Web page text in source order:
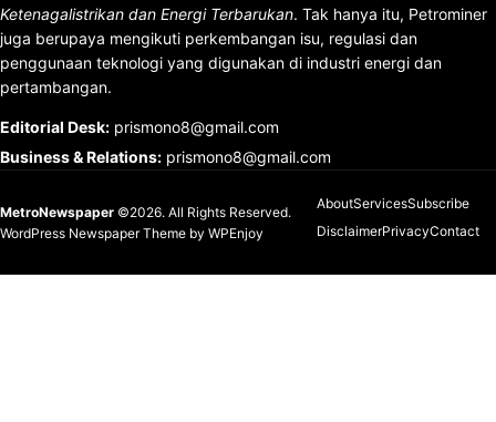
Ketenagalistrikan dan Energi Terbarukan. Tak hanya itu, Petrominer
juga berupaya mengikuti perkembangan isu, regulasi dan
penggunaan teknologi yang digunakan di industri energi dan
pertambangan.
Editorial Desk: prismono8@gmail.com
Business & Relations: prismono8@gmail.com
MetroNewspaper ©2026. All Rights Reserved.
WordPress Newspaper Theme by WPEnjoy
AboutServicesSubscribe
DisclaimerPrivacyContact